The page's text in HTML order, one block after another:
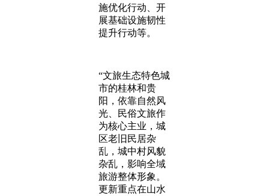
施优化行动、开
展基础设施韧性
提升行动等。
“文旅生态特色城
市的桂林和贵
阳，依靠自然风
光、民俗文旅作
为核心主业，城
区老旧民居杂
乱，城中村风貌
杂乱，影响全域
旅游整体形象。
更新重点在山水